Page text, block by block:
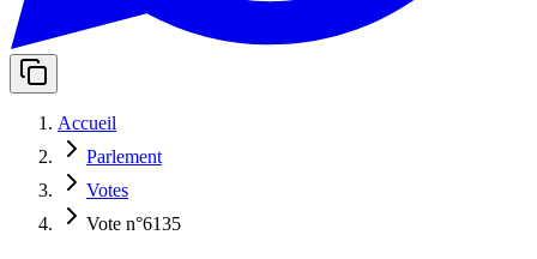
Accueil
Parlement
Votes
Vote n°6135